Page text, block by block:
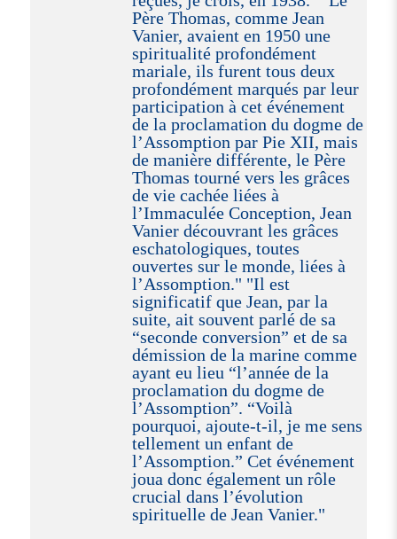
Père Thomas, comme Jean
Vanier, avaient en 1950 une
spiritualité profondément
mariale, ils furent tous deux
profondément marqués par leur
participation à cet événement
de la proclamation du dogme de
l’Assomption par Pie XII, mais
de manière différente, le Père
Thomas tourné vers les grâces
de vie cachée liées à
l’Immaculée Conception, Jean
Vanier découvrant les grâces
eschatologiques, toutes
ouvertes sur le monde, liées à
l’Assomption." "Il est
significatif que Jean, par la
suite, ait souvent parlé de sa
“seconde conversion” et de sa
démission de la marine comme
ayant eu lieu “l’année de la
proclamation du dogme de
l’Assomption”. “Voilà
pourquoi, ajoute-t-il, je me sens
tellement un enfant de
l’Assomption.” Cet événement
joua donc également un rôle
crucial dans l’évolution
spirituelle de Jean Vanier."